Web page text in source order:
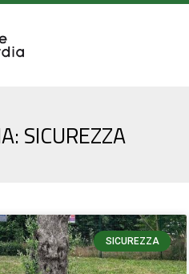
SICUREZZA
SICUREZZA